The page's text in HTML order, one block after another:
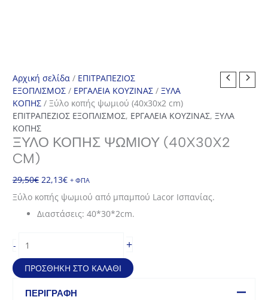
Αρχική σελίδα / ΕΠΙΤΡΑΠΕΖΙΟΣ
ΕΞΟΠΛΙΣΜΟΣ / ΕΡΓΑΛΕΙΑ ΚΟΥΖΙΝΑΣ /ΞΥΛΑ
ΚΟΠΗΣ / Ξύλο κοπής ψωμιού (40x30x2 cm)
ΕΠΙΤΡΑΠΕΖΙΟΣ ΕΞΟΠΛΙΣΜΟΣ, ΕΡΓΑΛΕΙΑ ΚΟΥΖΙΝΑΣ,ΞΥΛΑ
ΚΟΠΗΣ
ΞΎΛΟ ΚΟΠΉΣ ΨΩΜΙΟΎ (40X30X2
CM)
29,50€ Original
price
was:
29,50€.
22,13€Η
τρέχουσα
τιμή
είναι:
+ ΦΠΑ
Ξύλο κοπής ψωμιού από μπαμπού Lacor Ισπανίας.
Διαστάσεις: 40*30*2cm.
-
κοπής
ψωμιού
(40x30x2
cm)
+
ΠΡΟΣΘΉΚΗ ΣΤΟ ΚΑΛΆΘΙ
ΠΕΡΙΓΡΑΦΉ